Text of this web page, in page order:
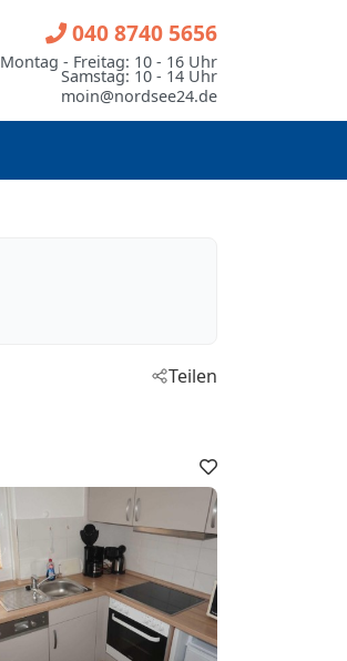
040 8740 5656
Montag - Freitag: 10 - 16 Uhr
Samstag: 10 - 14 Uhr
moin@nordsee24.de
Teilen